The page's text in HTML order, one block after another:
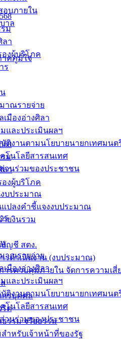
ม
ลา
งผู้บริโภค
ร
าณรายจ่าย
มืองอ่างศิลา
และประเมินผลฯ
ติงานตามนโยบายนายกเทศมนต
โนโลยีสารสนเทศ
วนร่วมของประชาชน
งบประมาณ
แปลงคำชี้แจงงบประมาณ
ยงินรวม
บัญชี สตง.
รดำเนินงาน (งบประมาณ)
ารควบคุมภายใน จัดการความเสี่
กรบุคคล
ริต
รรม จริยธรรม
ำหรับเจ้าหน้าที่ของรัฐ
อบภายใน
าล
าคภูมิใจ
ม
ลา
งผู้บริโภค
ร
าณรายจ่าย
มืองอ่างศิลา
และประเมินผลฯ
ติงานตามนโยบายนายกเทศมนต
โนโลยีสารสนเทศ
วนร่วมของประชาชน